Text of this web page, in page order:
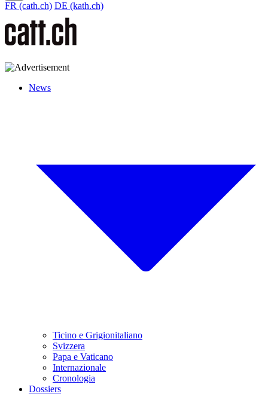
FR (cath.ch) DE (kath.ch)
News
Ticino e Grigionitaliano
Svizzera
Papa e Vaticano
Internazionale
Cronologia
Dossiers